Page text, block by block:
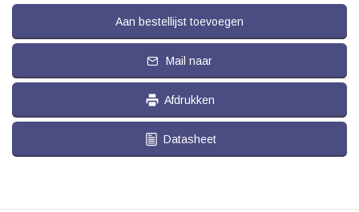
Aan bestellijst toevoegen
Mail naar
Afdrukken
Datasheet